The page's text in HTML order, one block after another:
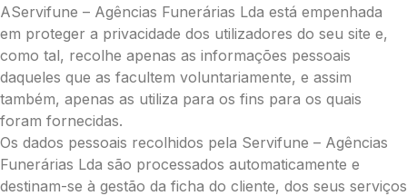
AServifune – Agências Funerárias Lda está empenhada
em proteger a privacidade dos utilizadores do seu site e,
como tal, recolhe apenas as informações pessoais
daqueles que as facultem voluntariamente, e assim
também, apenas as utiliza para os fins para os quais
foram fornecidas.
Os dados pessoais recolhidos pela Servifune – Agências
Funerárias Lda são processados automaticamente e
destinam-se à gestão da ficha do cliente, dos seus serviços